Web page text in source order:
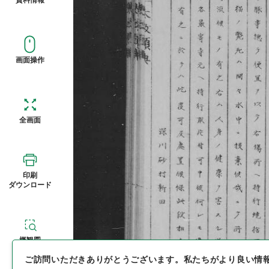
画面操作
全画面
印刷
ダウンロード
概観図
ご訪問いただきありがとうございます。 私たちがより良い情